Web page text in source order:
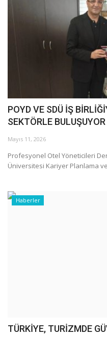
POYD VE SDÜ İŞ
SEKTÖRLE BULUŞUYOR
Mayıs 11, 2026
Profesyonel Otel Yöneticileri
Üniversitesi Kariyer Planlama
Haberler
TÜRKİYE, TURİZMDE